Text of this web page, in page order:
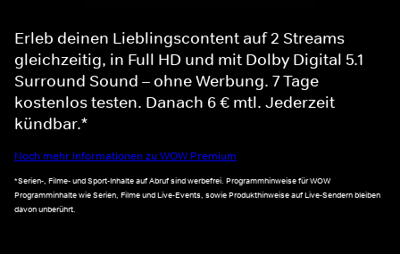
Erleb deinen Lieblingscontent auf 2 Streams
gleichzeitig, in Full HD und mit Dolby Digital 5.1
Surround Sound – ohne Werbung. 7 Tage
kostenlos testen. Danach 6 € mtl. Jederzeit
kündbar.*
Noch mehr Informationen zu WOW Premium
*Serien-, Filme- und Sport-Inhalte auf Abruf sind werbefrei. Programmhinweise für WOW
Programminhalte wie Serien, Filme und Live-Events, sowie Produkthinweise auf Live-Sendern bleiben
davon unberührt.